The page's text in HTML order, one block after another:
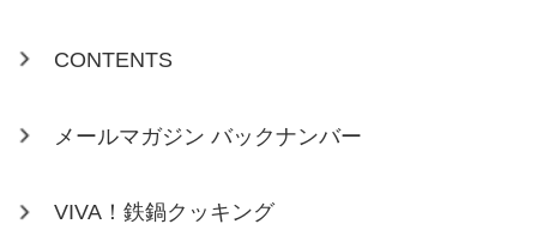
CONTENTS
メールマガジン バックナンバー
VIVA！鉄鍋クッキング